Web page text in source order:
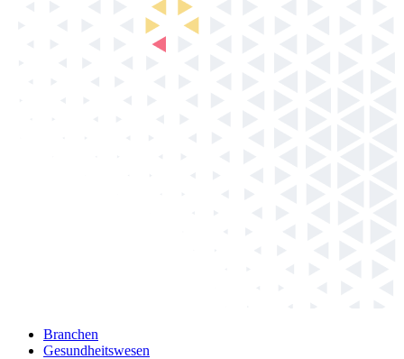
Branchen
Gesundheitswesen